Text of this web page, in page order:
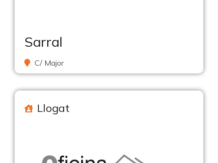
Sarral
C/ Major
Llogat